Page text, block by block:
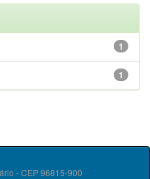
1
1
- CEP 96815-900